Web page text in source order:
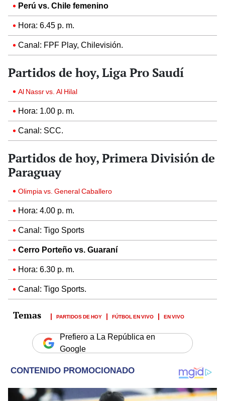
Perú vs. Chile femenino
Hora: 6.45 p. m.
Canal: FPF Play, Chilevisión.
Partidos de hoy, Liga Pro Saudí
Al Nassr vs. Al Hilal
Hora: 1.00 p. m.
Canal: SCC.
Partidos de hoy, Primera División de
Paraguay
Olimpia vs. General Caballero
Hora: 4.00 p. m.
Canal: Tigo Sports
Cerro Porteño vs. Guaraní
Hora: 6.30 p. m.
Canal: Tigo Sports.
PARTIDOS DE HOY FÚTBOL EN VIVO EN VIVO
Prefiero a La República en
Google